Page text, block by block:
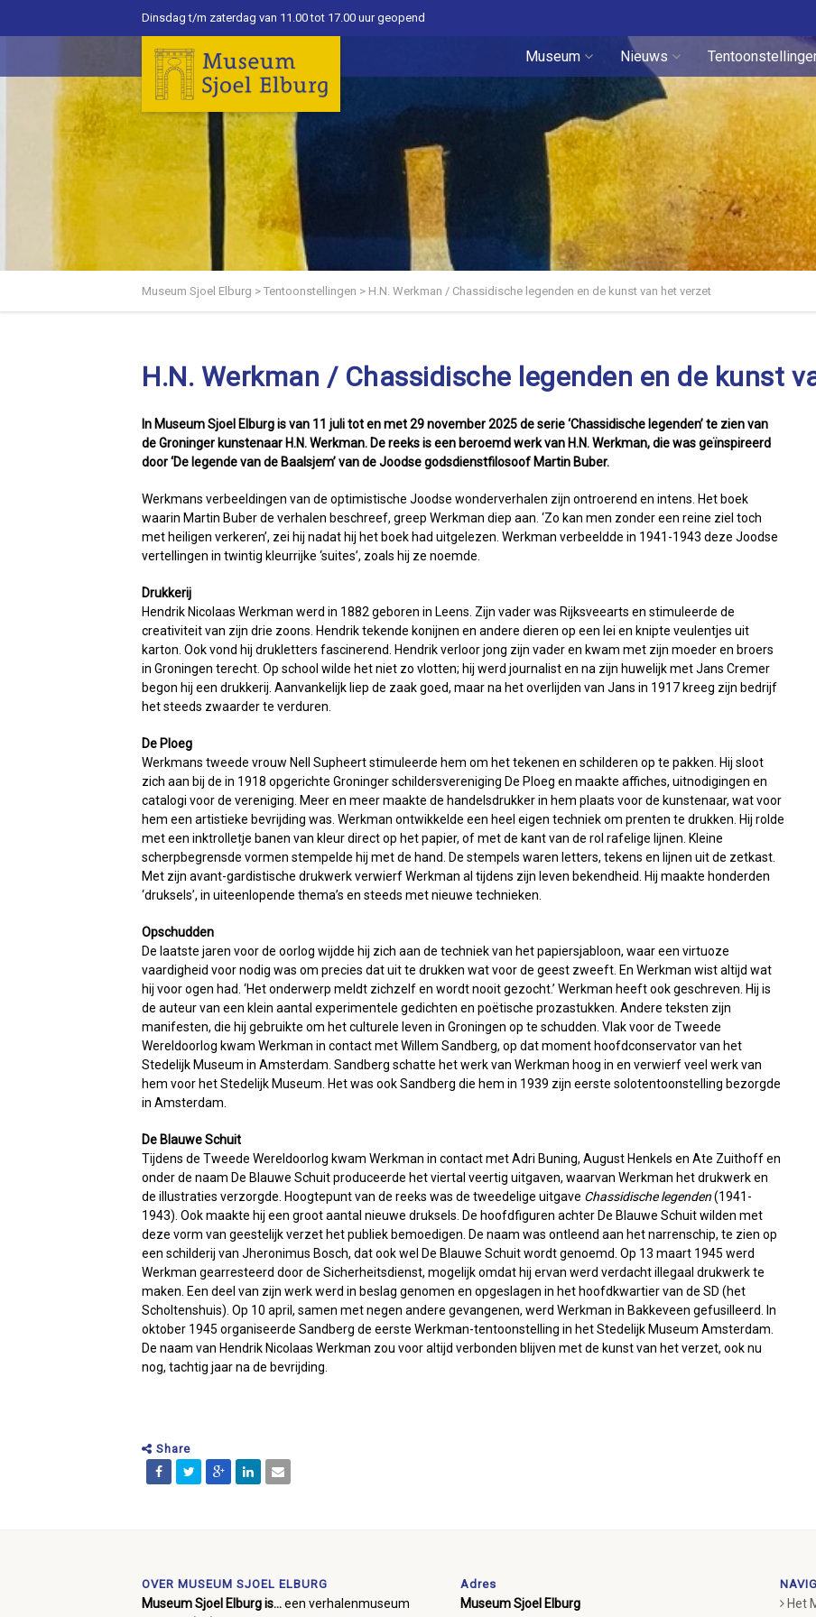
Dinsdag t/m zaterdag van 11.00 tot 17.00 uur geopend
Museum Nieuws
Museum Sjoel Elburg > Tentoonstellingen > H.N. Werkman / Chassidische legenden en de kunst van het verzet
H.N. Werkman / Chassidische legenden en de kunst
In Museum Sjoel Elburg is van 11 juli tot en met 29 november 2025 de serie ‘Chassidische legenden’ te zien van
de Groninger kunstenaar H.N. Werkman. De reeks is een beroemd werk van H.N. Werkman, die was geïnspireerd
door ‘De legende van de Baalsjem’ van de Joodse godsdienstfilosoof Martin Buber.
Werkmans verbeeldingen van de optimistische Joodse wonderverhalen zijn ontroerend en intens. Het boek
waarin Martin Buber de verhalen beschreef, greep Werkman diep aan. ‘Zo kan men zonder een reine ziel toch
met heiligen verkeren’, zei hij nadat hij het boek had uitgelezen. Werkman verbeeldde in 1941-1943 deze Joodse
vertellingen in twintig kleurrijke ‘suites’, zoals hij ze noemde.
Drukkerij
Hendrik Nicolaas Werkman werd in 1882 geboren in Leens. Zijn vader was Rijksveearts en stimuleerde de
creativiteit van zijn drie zoons. Hendrik tekende konijnen en andere dieren op een lei en knipte veulentjes uit
karton. Ook vond hij drukletters fascinerend. Hendrik verloor jong zijn vader en kwam met zijn moeder en broers
in Groningen terecht. Op school wilde het niet zo vlotten; hij werd journalist en na zijn huwelijk met Jans Cremer
begon hij een drukkerij. Aanvankelijk liep de zaak goed, maar na het overlijden van Jans in 1917 kreeg zijn bedrijf
het steeds zwaarder te verduren.
De Ploeg
Werkmans tweede vrouw Nell Supheert stimuleerde hem om het tekenen en schilderen op te pakken. Hij sloot
zich aan bij de in 1918 opgerichte Groninger schildersvereniging De Ploeg en maakte affiches, uitnodigingen en
catalogi voor de vereniging. Meer en meer maakte de handelsdrukker in hem plaats voor de kunstenaar, wat voor
hem een artistieke bevrijding was. Werkman ontwikkelde een heel eigen techniek om prenten te drukken. Hij rolde
met een inktrolletje banen van kleur direct op het papier, of met de kant van de rol rafelige lijnen. Kleine
scherpbegrensde vormen stempelde hij met de hand. De stempels waren letters, tekens en lijnen uit de zetkast.
Met zijn avant-gardistische drukwerk verwierf Werkman al tijdens zijn leven bekendheid. Hij maakte honderden
‘druksels’, in uiteenlopende thema’s en steeds met nieuwe technieken.
Opschudden
De laatste jaren voor de oorlog wijdde hij zich aan de techniek van het papiersjabloon, waar een virtuoze
vaardigheid voor nodig was om precies dat uit te drukken wat voor de geest zweeft. En Werkman wist altijd wat
hij voor ogen had. ‘Het onderwerp meldt zichzelf en wordt nooit gezocht.’ Werkman heeft ook geschreven. Hij is
de auteur van een klein aantal experimentele gedichten en poëtische prozastukken. Andere teksten zijn
manifesten, die hij gebruikte om het culturele leven in Groningen op te schudden. Vlak voor de Tweede
Wereldoorlog kwam Werkman in contact met Willem Sandberg, op dat moment hoofdconservator van het
Stedelijk Museum in Amsterdam. Sandberg schatte het werk van Werkman hoog in en verwierf veel werk van
hem voor het Stedelijk Museum. Het was ook Sandberg die hem in 1939 zijn eerste solotentoonstelling bezorgde
in Amsterdam.
De Blauwe Schuit
Tijdens de Tweede Wereldoorlog kwam Werkman in contact met Adri Buning, August Henkels en Ate Zuithoff en
onder de naam De Blauwe Schuit produceerde het viertal veertig uitgaven, waarvan Werkman het drukwerk en
de illustraties verzorgde. Hoogtepunt van de reeks was de tweedelige uitgave Chassidische legenden(1941-
1943). Ook maakte hij een groot aantal nieuwe druksels. De hoofdfiguren achter De Blauwe Schuit wilden met
deze vorm van geestelijk verzet het publiek bemoedigen. De naam was ontleend aan het narrenschip, te zien op
een schilderij van Jheronimus Bosch, dat ook wel De Blauwe Schuit wordt genoemd. Op 13 maart 1945 werd
Werkman gearresteerd door de Sicherheitsdienst, mogelijk omdat hij ervan werd verdacht illegaal drukwerk te
maken. Een deel van zijn werk werd in beslag genomen en opgeslagen in het hoofdkwartier van de SD (het
Scholtenshuis). Op 10 april, samen met negen andere gevangenen, werd Werkman in Bakkeveen gefusilleerd. In
oktober 1945 organiseerde Sandberg de eerste Werkman-tentoonstelling in het Stedelijk Museum Amsterdam.
De naam van Hendrik Nicolaas Werkman zou voor altijd verbonden blijven met de kunst van het verzet, ook nu
nog, tachtig jaar na de bevrijding.
Share
OVER MUSEUM SJOEL ELBURG
Museum Sjoel Elburg is...een verhalenmuseum
Adres
Museum Sjoel Elburg
Het